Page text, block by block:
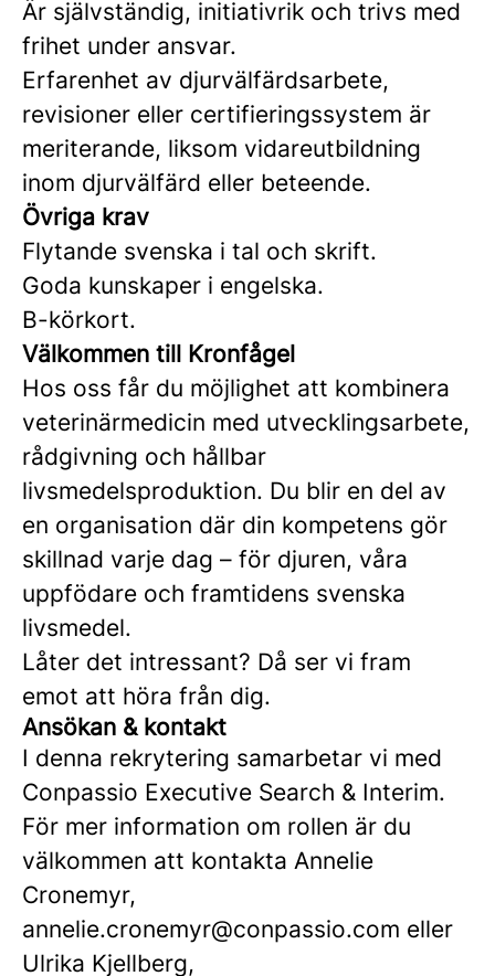
Är självständig, initiativrik och trivs med
frihet under ansvar.
Erfarenhet av djurvälfärdsarbete,
revisioner eller certifieringssystem är
meriterande, liksom vidareutbildning
inom djurvälfärd eller beteende.
Övriga krav
Flytande svenska i tal och skrift.
Goda kunskaper i engelska.
B-körkort.
Välkommen till Kronfågel
Hos oss får du möjlighet att kombinera
veterinärmedicin med utvecklingsarbete,
rådgivning och hållbar
livsmedelsproduktion. Du blir en del av
en organisation där din kompetens gör
skillnad varje dag – för djuren, våra
uppfödare och framtidens svenska
livsmedel.
Låter det intressant? Då ser vi fram
emot att höra från dig.
Ansökan & kontakt
I denna rekrytering samarbetar vi med
Conpassio Executive Search & Interim.
För mer information om rollen är du
välkommen att kontakta Annelie
Cronemyr,
annelie.cronemyr@conpassio.com eller
Ulrika Kjellberg,